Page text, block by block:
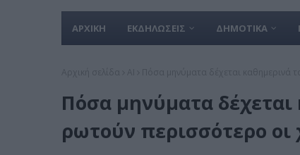
ΑΡΧΙΚΗ ΕΚΔΗΛΩΣΕΙΣ ΔΗΜΟΤΙΚΑ
Πόσα μηνύματα δέχεται
ρωτούν περισσότερο οι